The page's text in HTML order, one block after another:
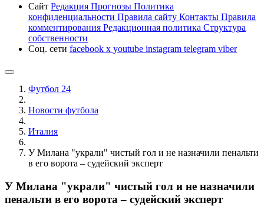
Сайт Редакция Прогнозы Политика
конфиденциальности Правила сайту Контакты Правила
комментирования Редакционная политика Структура
собственности
Соц. сети facebook x youtube instagram telegram viber
Футбол 24
Новости футбола
Италия
У Милана "украли" чистый гол и не назначили пенальти
в его ворота – судейский эксперт
У Милана "украли" чистый гол и не назначили
пенальти в его ворота – судейский эксперт